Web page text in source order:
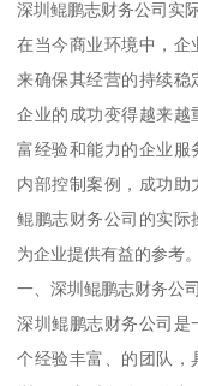
深圳鲲鹏志财务公司实
在当今商业环境中，企
来确保其经营的持续稳
企业的成功变得越来越
富经验和能力的企业服
内部控制案例，成功助
鲲鹏志财务公司的实际
为企业提供有益的参考。
一、深圳鲲鹏志财务公
深圳鲲鹏志财务公司是
个经验丰富、的团队，